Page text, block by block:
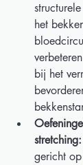
het
bij het
stretching:
gericht